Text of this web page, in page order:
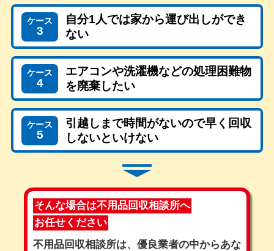
ケース
3
自分1人では家から運び出しができ
ない
ケース
4
エアコンや洗濯機などの処理困難物
を廃棄したい
ケース
5
引越しまで時間がないので早く回収
しないといけない
そんな場合は不用品回収相談所へ
お任せください
不用品回収相談所は、優良業者の中からあな